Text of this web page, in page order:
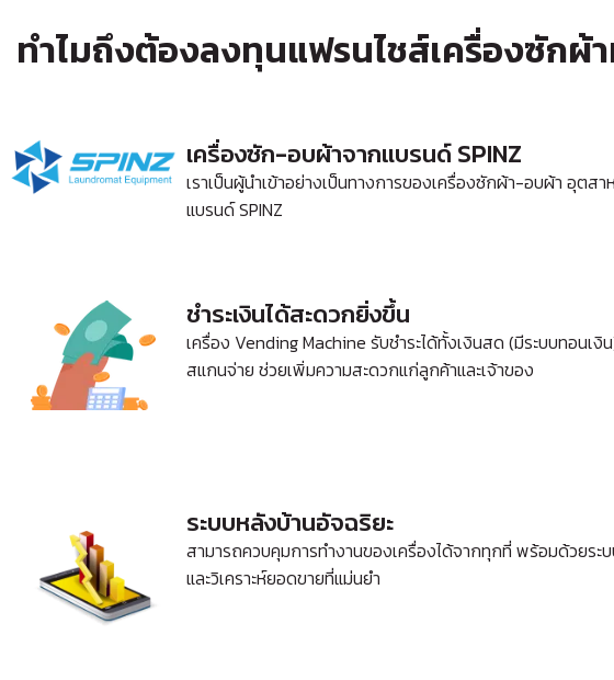
ทำไมถึงต้องลงทุนแฟรนไชส์เครื่องซักผ้
เครื่องซัก-อบผ้าจากแบรนด์ SPINZ
เราเป็นผู้นำเข้าอย่างเป็นทางการของเครื่องซักผ้า-อบผ้า อุตสา
แบรนด์ SPINZ
ชำระเงินได้สะดวกยิ่งขึ้น​
เครื่อง Vending Machine รับชำระได้ทั้งเงินสด (มีระบบทอนเงิ
สแกนจ่าย ช่วยเพิ่มความสะดวกแก่ลูกค้าและเจ้าของ
ระบบหลังบ้านอัจฉริยะ
สามารถควบคุมการทำงานของเครื่องได้จากทุกที่ พร้อมด้วยระ
และวิเคราะห์ยอดขายที่แม่นยำ